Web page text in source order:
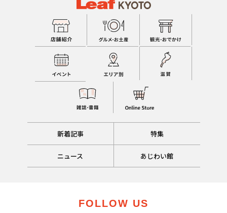
新着記事 特集
ニュース あじわい館
FOLLOW US